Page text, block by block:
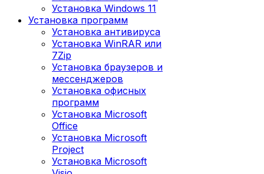
Установка Windows 11
Установка программ
Установка антивируса
Установка WinRAR или
7Zip
Установка браузеров и
мессенджеров
Установка офисных
программ
Установка Microsoft
Office
Установка Microsoft
Project
Установка Microsoft